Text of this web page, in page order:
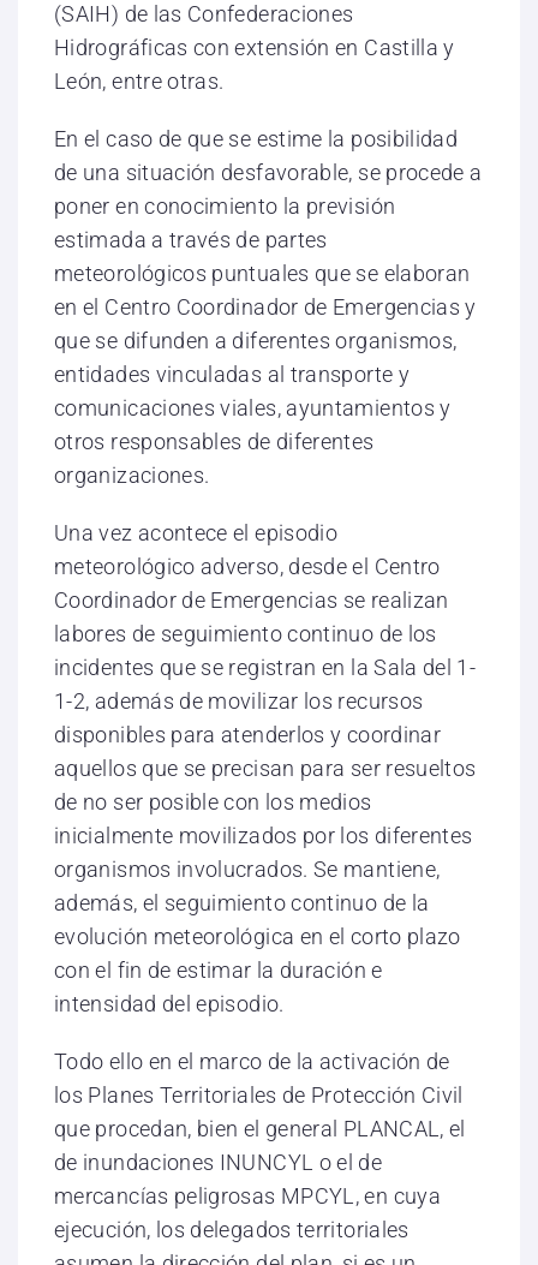
(SAIH) de las Confederaciones
Hidrográficas con extensión en Castilla y
León, entre otras.
En el caso de que se estime la posibilidad
de una situación desfavorable, se procede a
poner en conocimiento la previsión
estimada a través de partes
meteorológicos puntuales que se elaboran
en el Centro Coordinador de Emergencias y
que se difunden a diferentes organismos,
entidades vinculadas al transporte y
comunicaciones viales, ayuntamientos y
otros responsables de diferentes
organizaciones.
Una vez acontece el episodio
meteorológico adverso, desde el Centro
Coordinador de Emergencias se realizan
labores de seguimiento continuo de los
incidentes que se registran en la Sala del 1-
1-2, además de movilizar los recursos
disponibles para atenderlos y coordinar
aquellos que se precisan para ser resueltos
de no ser posible con los medios
inicialmente movilizados por los diferentes
organismos involucrados. Se mantiene,
además, el seguimiento continuo de la
evolución meteorológica en el corto plazo
con el fin de estimar la duración e
intensidad del episodio.
Todo ello en el marco de la activación de
los Planes Territoriales de Protección Civil
que procedan, bien el general PLANCAL, el
de inundaciones INUNCYL o el de
mercancías peligrosas MPCYL, en cuya
ejecución, los delegados territoriales